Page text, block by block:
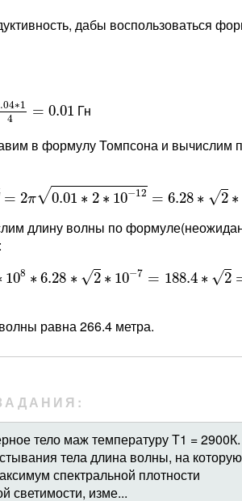
дабы воспользоваться
∗1
4
= 0.01
∗14 0.01
Гн
в формулу Томпсона и вычислим
= 2π√0.01 ∗ 2 ∗ 10−12 = 6.28 ∗ √2 ∗
∗10−12=6.28∗2∗
длину волны по
108 ∗ 6.28 ∗ √2 ∗ 10−7 = 188.4 ∗ √2
∗6.28 ∗2 ∗10 7= 188.4∗ 266.4
равна 266.4 метра.
тело маж температуру Т1 = 2900К.
тела длина волны, на которую
спектральной плотности
светимости, изме...